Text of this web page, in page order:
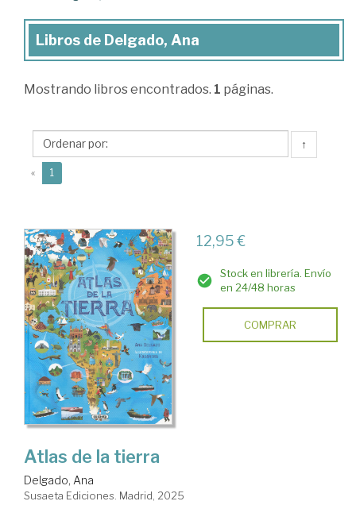
Libros
Delgado,
Libros de Delgado, Ana
Mostrando libros encontrados. 1 páginas.
↑
« 1
12,95 €
Stock en librería. Envío
en 24/48 horas
COMPRAR
Atlas de la tierra
Delgado, Ana
Susaeta Ediciones. Madrid, 2025